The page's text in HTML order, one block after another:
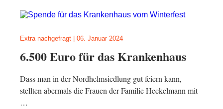
Extra nachgefragt 06. Januar 2024
6.500 Euro für das Krankenhaus
Dass man in der Nordhelmsiedlung gut feiern kann,
stellten abermals die Frauen der Familie Heckelmann mit
…